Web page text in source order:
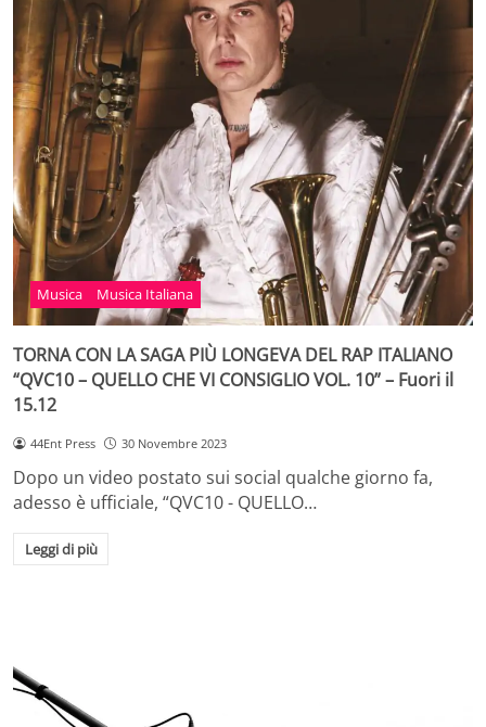
Musica Musica Italiana
TORNA CON LA SAGA PIÙ LONGEVA DEL RAP ITALIANO
“QVC10 – QUELLO CHE VI CONSIGLIO VOL. 10” – Fuori il
15.12
44Ent Press 30 Novembre 2023
Dopo un video postato sui social qualche giorno fa,
adesso è ufficiale, “QVC10 - QUELLO…
Leggi di più